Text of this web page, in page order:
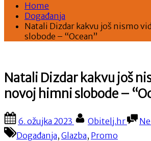
Home
Događanja
Natali Dizdar kakvu još nismo
slobode – “Ocean”
Natali Dizdar kakvu još
novoj himni slobode –
Posted
on
6. ožujka 2023 By
Obitelj.hr
Događanja, Glazba, Promo